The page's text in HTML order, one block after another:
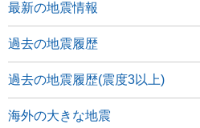
最新の地震情報
過去の地震履歴
過去の地震履歴(震度3以上)
海外の大きな地震